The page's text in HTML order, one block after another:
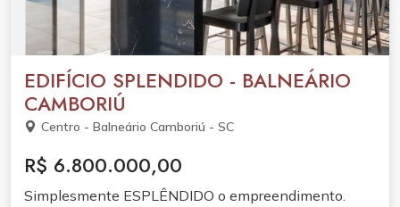
EDIFÍCIO SPLENDIDO - BALNEÁRIO
CAMBORIÚ
Centro - Balneário Camboriú - SC
R$ 6.800.000,00
Simplesmente ESPLÊNDIDO o empreendimento.